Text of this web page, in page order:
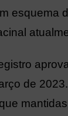
esquema
de